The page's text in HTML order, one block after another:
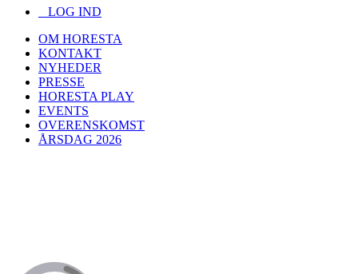
LOG IND
OM HORESTA
KONTAKT
NYHEDER
PRESSE
HORESTA PLAY
EVENTS
OVERENSKOMST
ÅRSDAG 2026